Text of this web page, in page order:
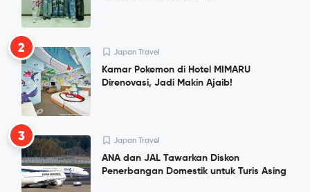
2 Japan Travel
Kamar Pokemon di Hotel MIMARU
Direnovasi, Jadi Makin Ajaib!
3 Japan Travel
ANA dan JAL Tawarkan Diskon
Penerbangan Domestik untuk Turis Asing